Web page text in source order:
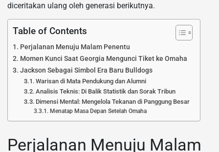
diceritakan ulang oleh generasi berikutnya.
Table of Contents
Perjalanan Menuju Malam Penentu
Momen Kunci Saat Georgia Mengunci Tiket ke Omaha
Jackson Sebagai Simbol Era Baru Bulldogs
Warisan di Mata Pendukung dan Alumni
Analisis Teknis: Di Balik Statistik dan Sorak Tribun
Dimensi Mental: Mengelola Tekanan di Panggung Besar
Menatap Masa Depan Setelah Omaha
Perjalanan Menuju Malam